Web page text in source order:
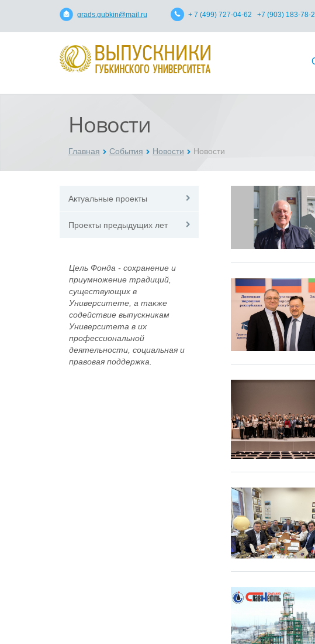
grads.gubkin@mail.ru + 7 (499) 727-04-62 +7 (903) 183-78-
Новости
Главная События Новости Новости
Актуальные проекты
Проекты предыдущих лет
Цель Фонда - сохранение и
приумножение традиций,
существующих в
Университете, а также
содействие выпускникам
Университета в их
профессиональной
деятельности, социальная и
правовая поддержка.